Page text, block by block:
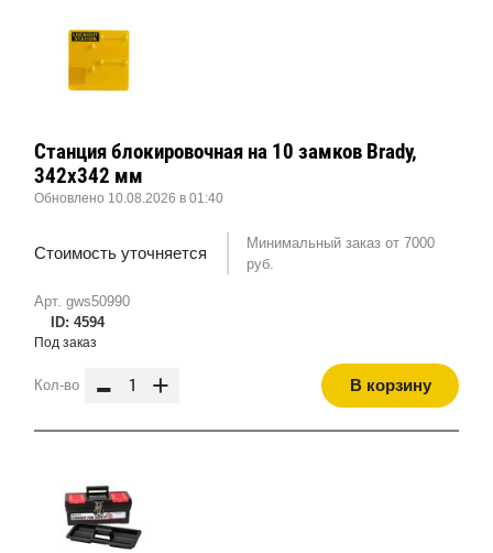
Арт. gws50990
ID: 4594
Станция блокировочная на 10 замков Brady,
342x342 мм
Обновлено 10.08.2026 в 01:40
Стоимость уточняется
Минимальный заказ от 7000
руб.
Под заказ
Кол-во - + В корзину